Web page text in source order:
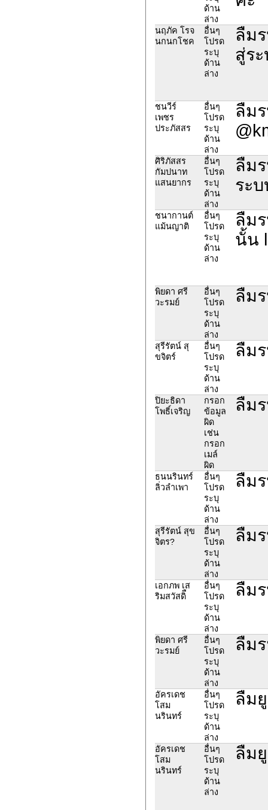
ด้าน
ล่าง
นฤภัค โรจ
นกนกโชค
อื่นๆ
โปรด
ระบุ
ด้าน
ล่าง
ลืม
สู่ร
ชนวีร์
เพชร
ประภัสสร
อื่นๆ
โปรด
ระบุ
ด้าน
ล่าง
ลืม
ศิริภัสสร
กัมปนาท
แสนยากร
อื่นๆ
โปรด
ระบุ
ด้าน
ล่าง
ลืม
ระ
ชนากานต์
แม้นญาติ
อื่นๆ
โปรด
ระบุ
ด้าน
ล่าง
ลืม
นั้น
พิยดา ศรี
วะรมย์
อื่นๆ
โปรด
ระบุ
ด้าน
ล่าง
ลืม
สุรีรัตน์ สุ
ขจิตร์
อื่นๆ
โปรด
ระบุ
ด้าน
ล่าง
ลืม
ปิยะธิดา
โพธิ์เจริญ
กรอก
ข้อมูล
ผิด
เช่น
กรอก
เมล์
ผิด
ลืม
ธนนรินทร์
ลิ่วลำเพา
อื่นๆ
โปรด
ระบุ
ด้าน
ล่าง
ลืม
สุรีรัตน์ สุข
จิตร?
อื่นๆ
โปรด
ระบุ
ด้าน
ล่าง
ลืม
เอกภพ เส
ริมสวัสดิื
อื่นๆ
โปรด
ระบุ
ด้าน
ล่าง
ลืม
พิยดา ศรี
วะรมย์
อื่นๆ
โปรด
ระบุ
ด้าน
ล่าง
ลืม
อัครเดช
โสม
นรินทร์
อื่นๆ
โปรด
ระบุ
ด้าน
ล่าง
ลืม
อัครเดช
โสม
นรินทร์
อื่นๆ
โปรด
ระบุ
ด้าน
ล่าง
ลืม